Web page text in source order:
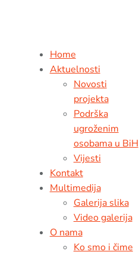
Home
Aktuelnosti
Novosti
projekta
Podrška
ugroženim
osobama u BiH
Vijesti
Kontakt
Multimedija
Galerija slika
Video galerija
O nama
Ko smo i čime